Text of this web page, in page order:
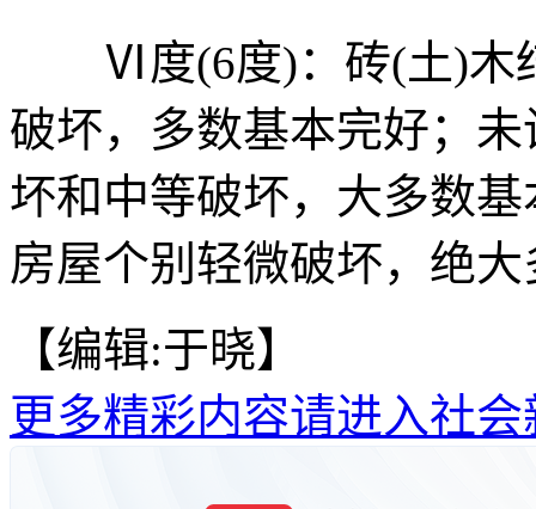
Ⅵ度(6度)：砖(土)木结
破坏，多数基本完好；
坏和中等破坏，大多数
房屋个别轻微破坏，绝
【编辑:于晓】
更多精彩内容请进入社会